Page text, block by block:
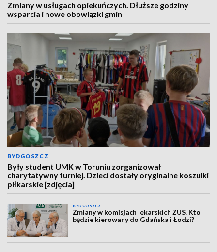
Zmiany w usługach opiekuńczych. Dłuższe godziny
wsparcia i nowe obowiązki gmin
BYDGOSZCZ
Były student UMK w Toruniu zorganizował
charytatywny turniej. Dzieci dostały oryginalne koszulki
piłkarskie [zdjęcia]
BYDGOSZCZ
Zmiany w komisjach lekarskich ZUS. Kto
będzie kierowany do Gdańska i Łodzi?